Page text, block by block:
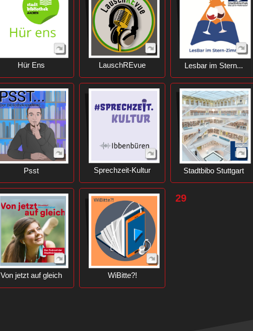
Hür Ens LauschREvue Lesbar im Stern...
Psst Sprechzeit-Kultur Stadtbibo Stuttgart
Von jetzt auf gleich WiBitte?!
29